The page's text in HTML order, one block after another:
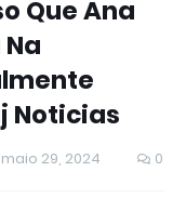
Que Ana
Noticias
29, 2024 0